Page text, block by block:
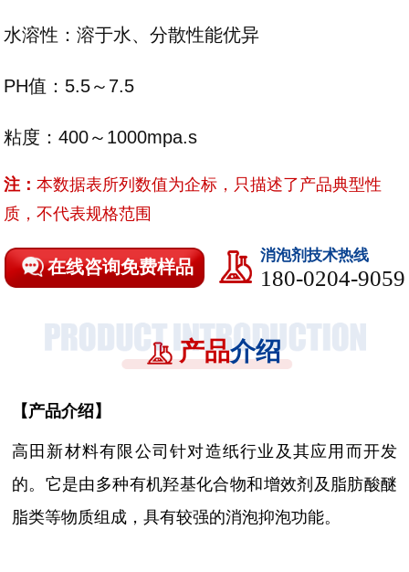
水溶性：溶于水、分散性能优异
PH值：5.5～7.5
粘度：400～1000mpa.s
注：本数据表所列数值为企标，只描述了产品典型性
质，不代表规格范围
在线咨询免费样品
消泡剂技术热线
180-0204-9059
产品介绍
【产品介绍】
高田新材料有限公司针对造纸行业及其应用而开发
的。它是由多种有机羟基化合物和增效剂及脂肪酸醚
脂类等物质组成，具有较强的消泡抑泡功能。